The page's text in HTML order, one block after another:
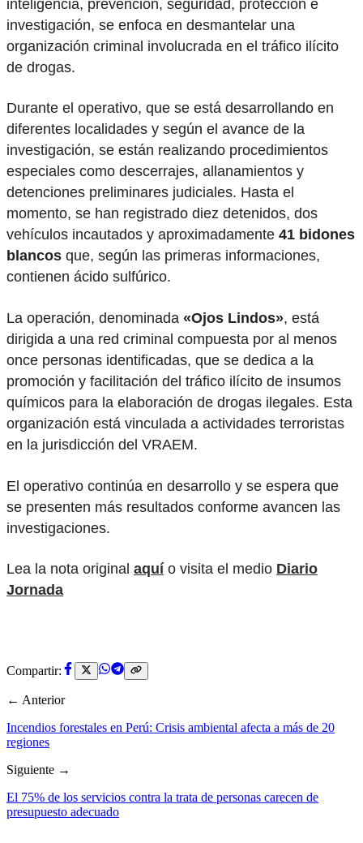
inteligencia, prevención, seguridad, protección e
investigación, se enfoca en desmantelar una
organización criminal involucrada en el tráfico ilícito
de drogas.
Durante el operativo, que se está desarrollando en
diferentes localidades y según el avance de la
investigación, se están realizando procedimientos
especiales como descerrajes, allanamientos y
detenciones preliminares judiciales. Hasta el
momento, se han registrado diez detenidos, dos
vehículos incautados y aproximadamente 41 bidones
blancos que, según las primeras informaciones,
contienen ácido sulfúrico.
La operación, denominada «Ojos Lindos», está
dirigida a una red criminal compuesta por al menos
once personas identificadas, que se dedica a la
promoción y facilitación del tráfico ilícito de insumos
químicos para la elaboración de drogas ilegales. Esta
organización está vinculada a actividades terroristas
en la jurisdicción del VRAEM.
El operativo continúa en desarrollo y se espera que
se presenten más resultados conforme avancen las
investigaciones.
Lea la nota original aquí o visita el medio Diario
Jornada
Compartir:
← Anterior
Incendios forestales en Perú: Crisis ambiental afecta a más de 20
regiones
Siguiente →
El 75% de los servicios contra la trata de personas carecen de
presupuesto adecuado